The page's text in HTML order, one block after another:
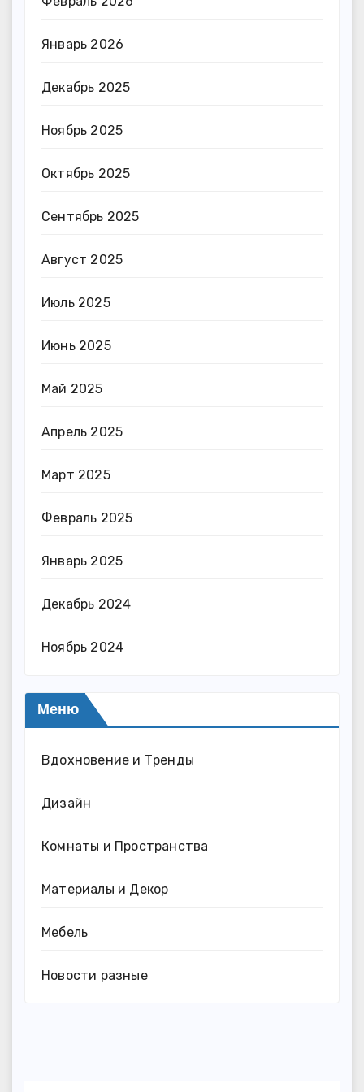
Январь 2026
Декабрь 2025
Ноябрь 2025
Октябрь 2025
Сентябрь 2025
Август 2025
Июль 2025
Июнь 2025
Май 2025
Апрель 2025
Март 2025
Февраль 2025
Январь 2025
Декабрь 2024
Ноябрь 2024
Меню
Вдохновение и Тренды
Дизайн
Комнаты и Пространства
Материалы и Декор
Мебель
Новости разные